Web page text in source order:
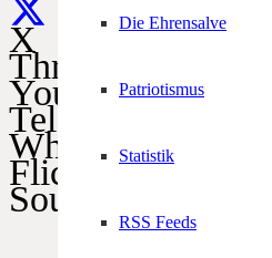
Die Ehrensalve
Patriotismus
Statistik
RSS Feeds
X
Threads
YouTube
Telegram
WhatsApp
Flickr
SoundCloud